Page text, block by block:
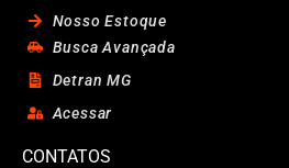
Nosso Estoque
Busca Avançada
Detran MG
Acessar
CONTATOS